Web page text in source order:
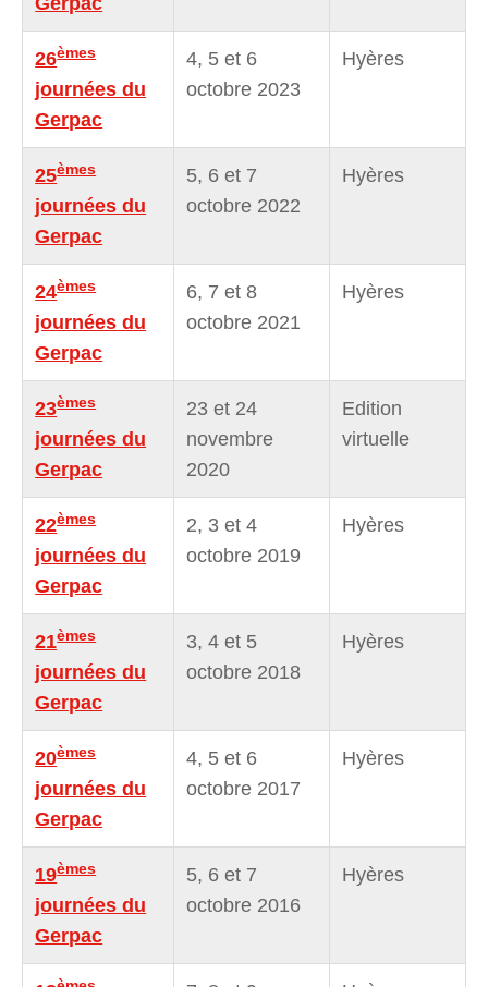
26èmes
journées du
Gerpac
4, 5 et 6
octobre 2023
Hyères
25èmes
journées du
Gerpac
5, 6 et 7
octobre 2022
Hyères
24èmes
journées du
Gerpac
6, 7 et 8
octobre 2021
Hyères
23èmes
journées du
Gerpac
23 et 24
novembre
2020
Edition
virtuelle
22èmes
journées du
Gerpac
2, 3 et 4
octobre 2019
Hyères
21èmes
journées du
Gerpac
3, 4 et 5
octobre 2018
Hyères
20èmes
journées du
Gerpac
4, 5 et 6
octobre 2017
Hyères
19èmes
journées du
Gerpac
5, 6 et 7
octobre 2016
Hyères